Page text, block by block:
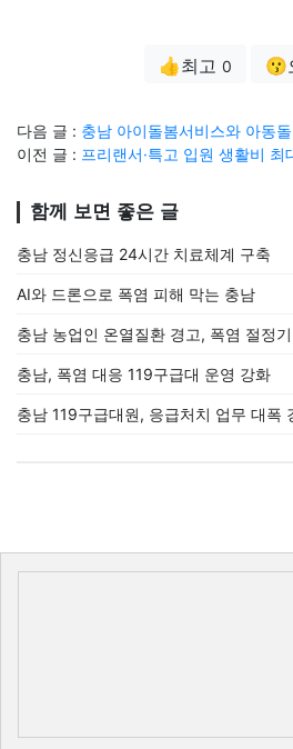
👍최고 0 😗
다음 글 : 충남 아이돌봄서비스와 아동
이전 글 : 프리랜서·특고 입원 생활비 최
함께 보면 좋은 글
충남 정신응급 24시간 치료체계 구축
AI와 드론으로 폭염 피해 막는 충남
충남 농업인 온열질환 경고, 폭염 절정
충남, 폭염 대응 119구급대 운영 강화
충남 119구급대원, 응급처치 업무 대폭